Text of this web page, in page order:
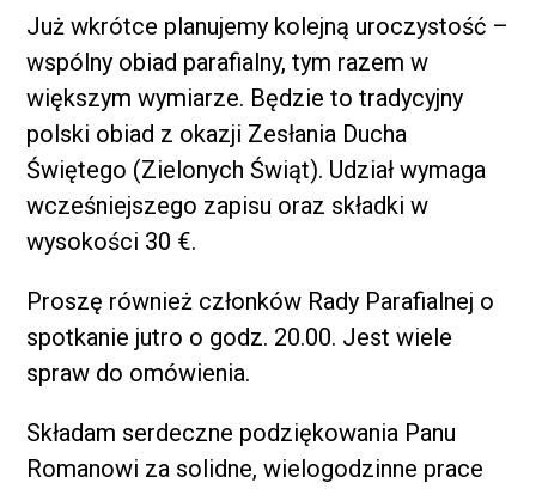
Już wkrótce planujemy kolejną uroczystość –
wspólny obiad parafialny, tym razem w
większym wymiarze. Będzie to tradycyjny
polski obiad z okazji Zesłania Ducha
Świętego (Zielonych Świąt). Udział wymaga
wcześniejszego zapisu oraz składki w
wysokości 30 €.
Proszę również członków Rady Parafialnej o
spotkanie jutro o godz. 20.00. Jest wiele
spraw do omówienia.
Składam serdeczne podziękowania Panu
Romanowi za solidne, wielogodzinne prace